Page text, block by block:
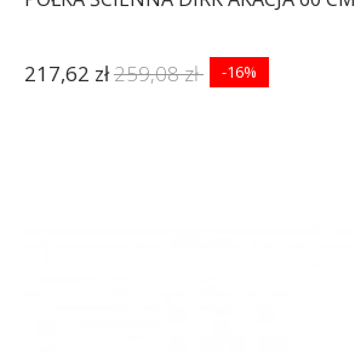
217,62 zł259,08 zł -16%